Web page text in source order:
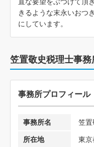
きるような末永いおつ
にしています。
笠置敬史税理士事
事務所プロフィール
事務所名
笠
所在地
東京